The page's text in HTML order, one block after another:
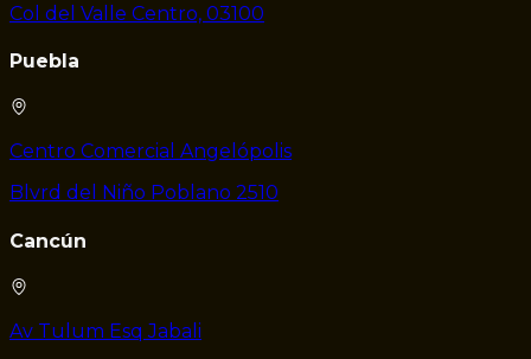
Col del Valle Centro, 03100
Puebla
Centro Comercial Angelópolis
Blvrd del Niño Poblano 2510
Cancún
Av Tulum Esq Jabali